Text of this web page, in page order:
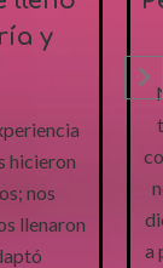
Tzu pudiera traer
Desde el primer
y muy
del día, lo que nos
llegó, fue
y muy